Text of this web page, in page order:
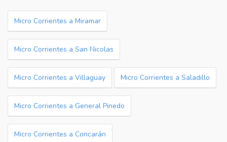
Micro Corrientes a Miramar
Micro Corrientes a San Nicolas
Micro Corrientes a Villaguay Micro Corrientes a Saladillo
Micro Corrientes a General Pinedo
Micro Corrientes a Concarán